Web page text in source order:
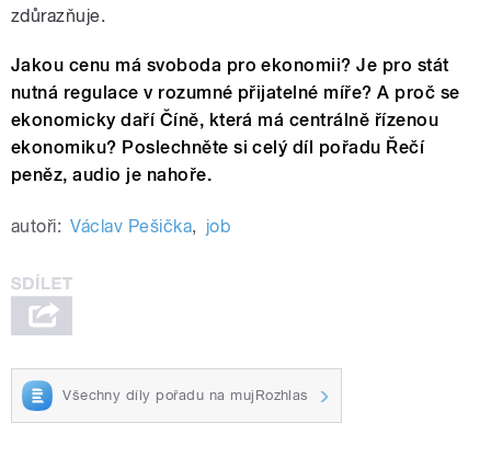
zdůrazňuje.
Jakou cenu má svoboda pro ekonomii? Je pro stát
nutná regulace v rozumné přijatelné míře? A proč se
ekonomicky daří Číně, která má centrálně řízenou
ekonomiku? Poslechněte si celý díl pořadu Řečí
peněz, audio je nahoře.
autoři: Václav Pešička, job
Všechny díly pořadu na mujRozhlas